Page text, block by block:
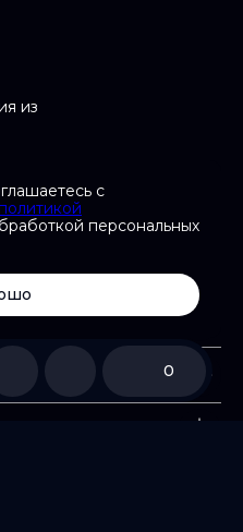
с
политикой
персональных
из